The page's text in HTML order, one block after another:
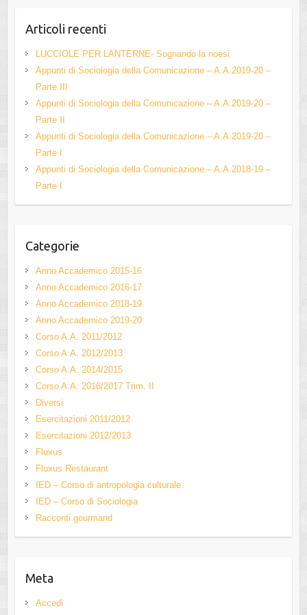
e
b
o
o
k
er
u
b
e
h
a
n
Articoli recenti
LUCCIOLE PER LANTERNE- Sognando la noesi
Appunti di Sociologia della Comunicazione – A.A.2019-20 –
Parte III
Appunti di Sociologia della Comunicazione – A.A.2019-20 –
Parte II
Appunti di Sociologia della Comunicazione – A.A.2019-20 –
Parte I
Appunti di Sociologia della Comunicazione – A.A.2018-19 –
Parte I
Categorie
Anno Accademico 2015-16
Anno Accademico 2016-17
Anno Accademico 2018-19
Anno Accademico 2019-20
Corso A.A. 2011/2012
Corso A.A. 2012/2013
Corso A.A. 2014/2015
Corso A.A. 2016/2017 Trim. II
Diversi
Esercitazioni 2011/2012
Esercitazioni 2012/2013
Fluxus
Fluxus Restaurant
IED – Corso di antropologia culturale
IED – Corso di Sociologia
Racconti gourmand
Meta
Accedi